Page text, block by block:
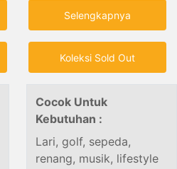
Selengkapnya
Koleksi Sold Out
Cocok Untuk
Kebutuhan :
Lari, golf, sepeda,
renang, musik, lifestyle